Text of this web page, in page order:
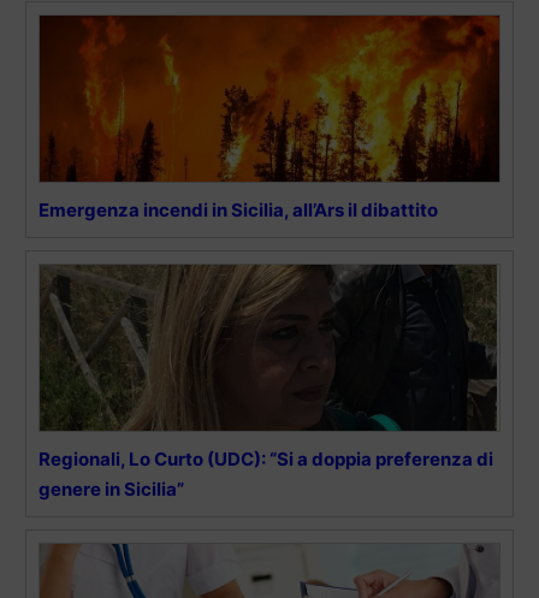
Emergenza incendi in Sicilia, all’Ars il dibattito
Regionali, Lo Curto (UDC): “Si a doppia preferenza di
genere in Sicilia”